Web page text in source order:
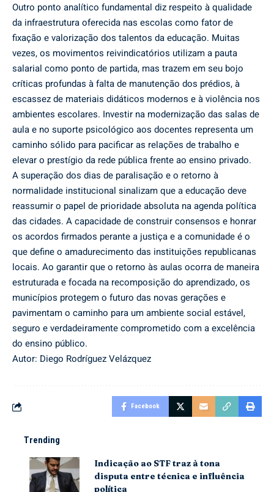
Outro ponto analítico fundamental diz respeito à qualidade
da infraestrutura oferecida nas escolas como fator de
fixação e valorização dos talentos da educação. Muitas
vezes, os movimentos reivindicatórios utilizam a pauta
salarial como ponto de partida, mas trazem em seu bojo
críticas profundas à falta de manutenção dos prédios, à
escassez de materiais didáticos modernos e à violência nos
ambientes escolares. Investir na modernização das salas de
aula e no suporte psicológico aos docentes representa um
caminho sólido para pacificar as relações de trabalho e
elevar o prestígio da rede pública frente ao ensino privado.
A superação dos dias de paralisação e o retorno à
normalidade institucional sinalizam que a educação deve
reassumir o papel de prioridade absoluta na agenda política
das cidades. A capacidade de construir consensos e honrar
os acordos firmados perante a justiça e a comunidade é o
que define o amadurecimento das instituições republicanas
locais. Ao garantir que o retorno às aulas ocorra de maneira
estruturada e focada na recomposição do aprendizado, os
municípios protegem o futuro das novas gerações e
pavimentam o caminho para um ambiente social estável,
seguro e verdadeiramente comprometido com a excelência
do ensino público.
Autor: Diego Rodríguez Velázquez
Facebook
Trending
Indicação ao STF traz à tona
disputa entre técnica e influência
política